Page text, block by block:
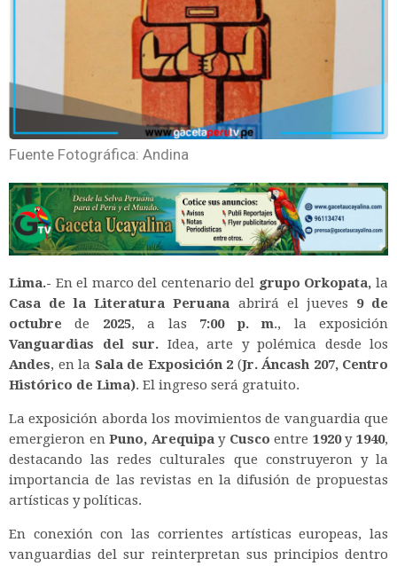
Fuente Fotográfica: Andina
Lima.- En el marco del centenario del grupo Orkopata, la
Casa de la Literatura Peruana abrirá el jueves 9 de
octubre de 2025, a las 7:00 p. m., la exposición
Vanguardias del sur. Idea, arte y polémica desde los
Andes, en la Sala de Exposición 2 (Jr. Áncash 207, Centro
Histórico de Lima). El ingreso será gratuito.
La exposición aborda los movimientos de vanguardia que
emergieron enPuno, Arequipay Cusco entre 1920y1940,
destacando las redes culturales que construyeron y la
importancia de las revistas en la difusión de propuestas
artísticas y políticas.
En conexión con las corrientes artísticas europeas, las
vanguardias del sur reinterpretan sus principios dentro